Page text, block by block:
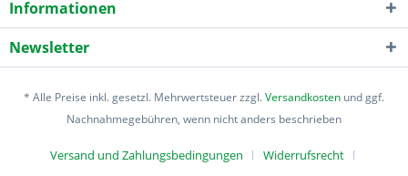
Informationen
Newsletter
* Alle Preise inkl. gesetzl. Mehrwertsteuer zzgl.Versandkosten und ggf.
Nachnahmegebühren, wenn nicht anders beschrieben
Versand und Zahlungsbedingungen Widerrufsrecht